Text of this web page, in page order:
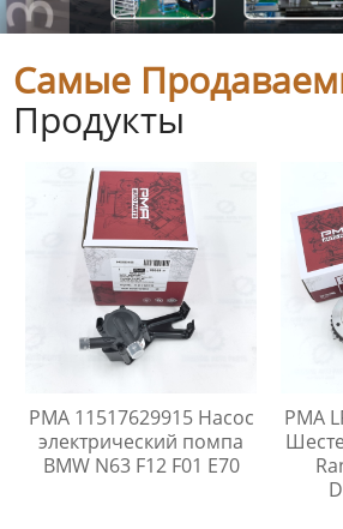
Самые
Продукты
PMA 11517629915 Насос
электрический помпа
BMW N63 F12 F01 E70
PMA